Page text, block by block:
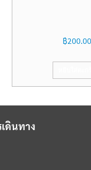
฿200.00
ดินทาง